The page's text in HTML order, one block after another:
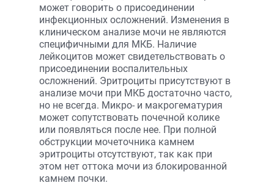
может говорить о присоединении
инфекционных осложнений. Изменения в
клиническом анализе мочи не являются
специфичными для МКБ. Наличие
лейкоцитов может свидетельствовать о
присоединении воспалительных
осложнений. Эритроциты присутствуют в
анализе мочи при МКБ достаточно часто,
но не всегда. Микро- и макрогематурия
может сопутствовать почечной колике
или появляться после нее. При полной
обструкции мочеточника камнем
эритроциты отсутствуют, так как при
этом нет оттока мочи из блокированной
камнем почки.